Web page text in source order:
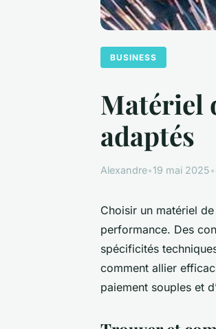
BUSINESS
Matériel
adaptés
Alexandre•19 mai 2025•
Choisir un matériel
performance. Des
spécificités
comment allier
paiement souples et